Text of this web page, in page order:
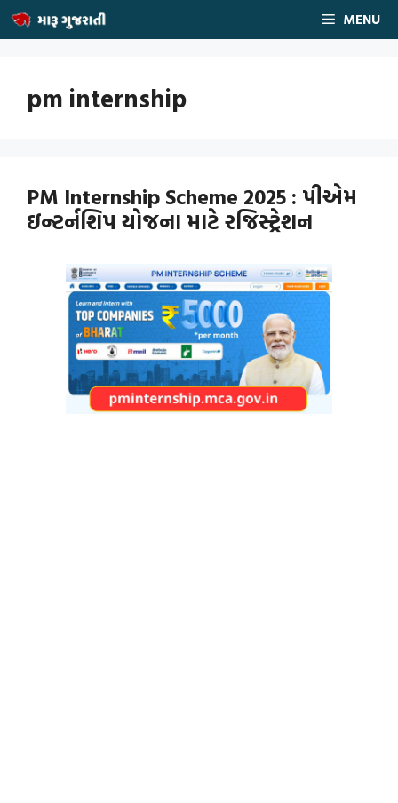
Skip
MENU
pm internship
PM Internship Scheme 2025 : પીએમ
ઇન્ટર્નશિપ યોજના માટે રજિસ્ટ્રેશન